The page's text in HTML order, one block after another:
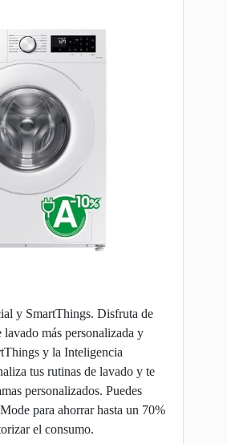
y SmartThings. Disfruta de
lavado más personalizada y
y la Inteligencia
tus rutinas de lavado y te
personalizados. Puedes
para ahorrar hasta un 70%
el consumo.